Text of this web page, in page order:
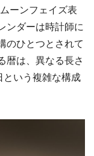
ーンフェイズ表
ンダーは時計師に
のひとつとされて
暦は、異なる長さ
いう複雑な構成